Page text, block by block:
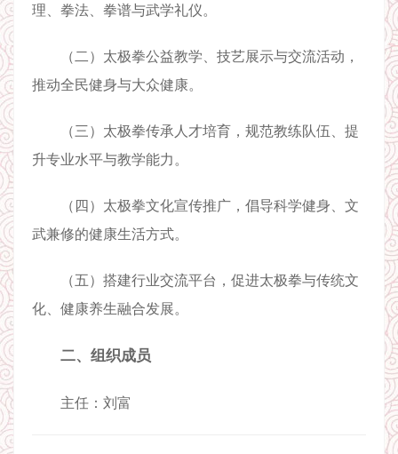
理、拳法、拳谱与武学礼仪。
（二）太极拳公益教学、技艺展示与交流活动，
推动全民健身与大众健康。
（三）太极拳传承人才培育，规范教练队伍、提
升专业水平与教学能力。
（四）太极拳文化宣传推广，倡导科学健身、文
武兼修的健康生活方式。
（五）搭建行业交流平台，促进太极拳与传统文
化、健康养生融合发展。
二、组织成员
主任：刘富